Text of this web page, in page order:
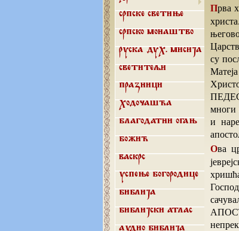
Српске светиње
Српско монаштво
Руска дух. мисија
Светитељи
Празници
Ходочашћа
Благодатни огањ
Божић
Васкрс
Успење Богородице
Библија
Библијски атлас
Аудио библија
Прва хришћанска црква је основан 33. Године н.е.у јерусалиму одмах након распећа Исуса
су
многи
и
Ова црква је упркос прогонима апостола и унутрашњим сукобима између хелениста и